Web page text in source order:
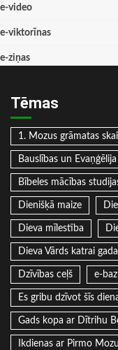
e-video
e-viktorīnas
e-ziņas
Tēmas
1. Mozus grāmatas
Bauslības un
Bībeles mācības
Dienišķā maize
Dieva mīlestība
Dieva Vārds katrai
Dzīvības ceļš e-
Es gribu dzīvot šīs
Gads kopa ar Dītrihu
Ikdienas ar Pirmo